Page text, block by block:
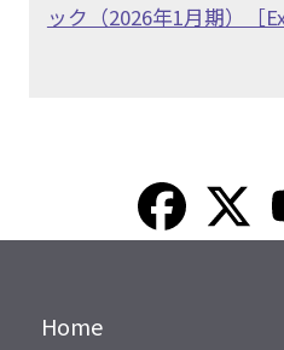
ック（2026年1月期）［
Home